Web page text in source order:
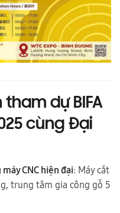
dự BIFA
cùng Đại
CNC hiện đại: Máy cắt
trung tâm gia công gỗ 5